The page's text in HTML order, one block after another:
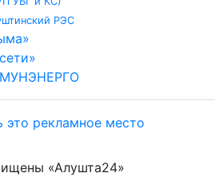
РЭС
это рекламное место
«Алушта24»